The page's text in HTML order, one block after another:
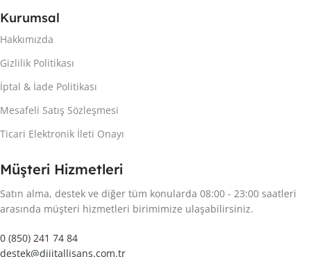
Kurumsal
Hakkımızda
Gizlilik Politikası
İptal & İade Politikası
Mesafeli Satış Sözleşmesi
Ticari Elektronik İleti Onayı
Müşteri Hizmetleri
Satın alma, destek ve diğer tüm konularda 08:00 - 23:00 saatleri
arasında müşteri hizmetleri birimimize ulaşabilirsiniz.
0 (850) 241 74 84
destek@dijitallisans.com.tr